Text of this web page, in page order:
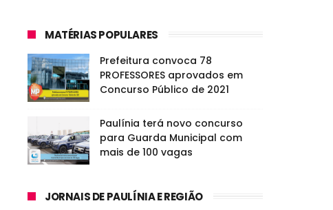
MATÉRIAS POPULARES
Prefeitura convoca 78
PROFESSORES aprovados em
Concurso Público de 2021
Paulínia terá novo concurso
para Guarda Municipal com
mais de 100 vagas
JORNAIS DE PAULÍNIA E REGIÃO